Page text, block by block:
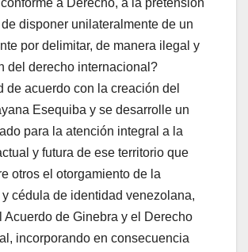
a Derecho, a la pretensión
disponer unilateralmente de un
por delimitar, de manera ilegal y
del derecho internacional?
de acuerdo con la creación del
Esequiba y se desarrolle un
para la atención integral a la
y futura de ese territorio que
otros el otorgamiento de la
cédula de identidad venezolana,
Acuerdo de Ginebra y el Derecho
incorporando en consecuencia